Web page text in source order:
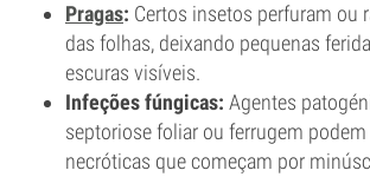
Pragas: Certos insetos perfuram ou
das folhas, deixando pequenas
escuras visíveis.
Infeções fúngicas: Agentes
septoriose foliar ou ferrugem
necróticas que começam por